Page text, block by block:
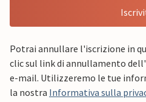
Potrai annullare l'iscrizione in
clic sul link di annullamento
e-mail. Utilizzeremo le tue
la nostra Informativa sulla